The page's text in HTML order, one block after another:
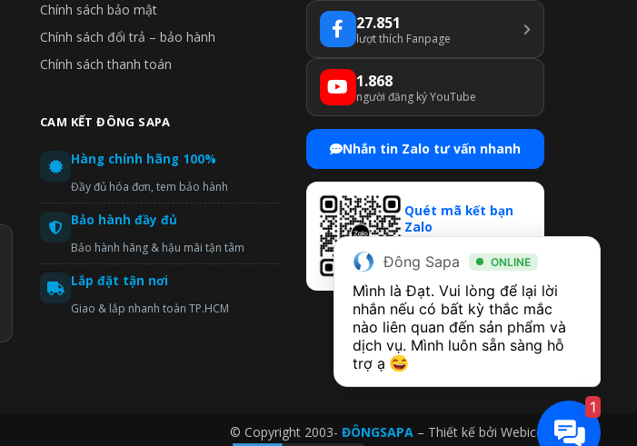
Chính sách bảo mật
Chính sách đổi trả – bảo hành
Chính sách thanh toán
CAM KẾT ĐÔNG SAPA
Hàng chính hãng 100%
Đầy đủ hóa đơn, tem bảo hành
Bảo hành đầy đủ
Bảo hành hãng & hậu mãi tận tâm
Lắp đặt tận nơi
Giao & lắp nhanh toàn TP.HCM
27.851
lượt thích Fanpage
1.868
người đăng ký YouTube
Nhắn tin Zalo tư vấn nhanh
Quét mã kết bạn
Zalo
chat & nhận ưu đãi
© Copyright 2003- ĐÔNGSAPA – Thiết kế bởi Webico
Đông Sapa ONLINE
Mình là Đạt. Vui lòng để lại lời
nhắn nếu có bất kỳ thắc mắc
nào liên quan đến sản phẩm và
dịch vụ. Mình luôn sẵn sàng hỗ
trợ ạ
1